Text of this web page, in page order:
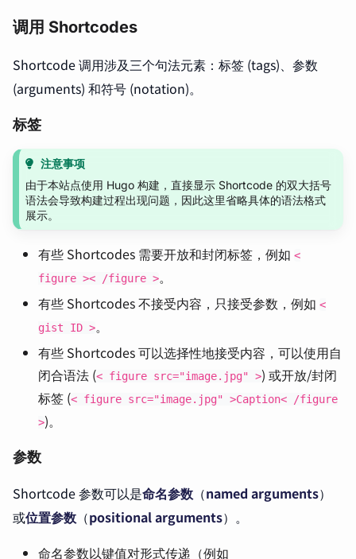
调用 Shortcodes
Shortcode 调用涉及三个句法元素：标签 (tags)、参数
(arguments) 和符号 (notation)。
标签
注意事项
由于本站点使用 Hugo 构建，直接显示 Shortcode 的双大括号
语法会导致构建过程出现问题，因此这里省略具体的语法格式
展示。
有些 Shortcodes 需要开放和封闭标签，例如 <
figure >< /figure >。
有些 Shortcodes 不接受内容，只接受参数，例如 <
gist ID >。
有些 Shortcodes 可以选择性地接受内容，可以使用自
闭合语法 (< figure src="image.jpg" >) 或开放/封闭
标签 (< figure src="image.jpg" >Caption< /figure
>)。
参数
Shortcode 参数可以是命名参数 （named arguments）
或位置参数 （positional arguments）。
命名参数以键值对形式传递（例如